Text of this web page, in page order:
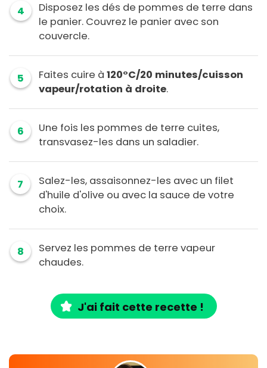
4
Disposez les dés de pommes de terre dans
le panier. Couvrez le panier avec son
couvercle.
5 Faites cuire à 120°C/20 minutes/cuisson
vapeur/rotation à droite.
6
Une fois les pommes de terre cuites,
transvasez-les dans un saladier.
7
Salez-les, assaisonnez-les avec un filet
d'huile d'olive ou avec la sauce de votre
choix.
8
Servez les pommes de terre vapeur
chaudes.
J'ai fait cette recette !